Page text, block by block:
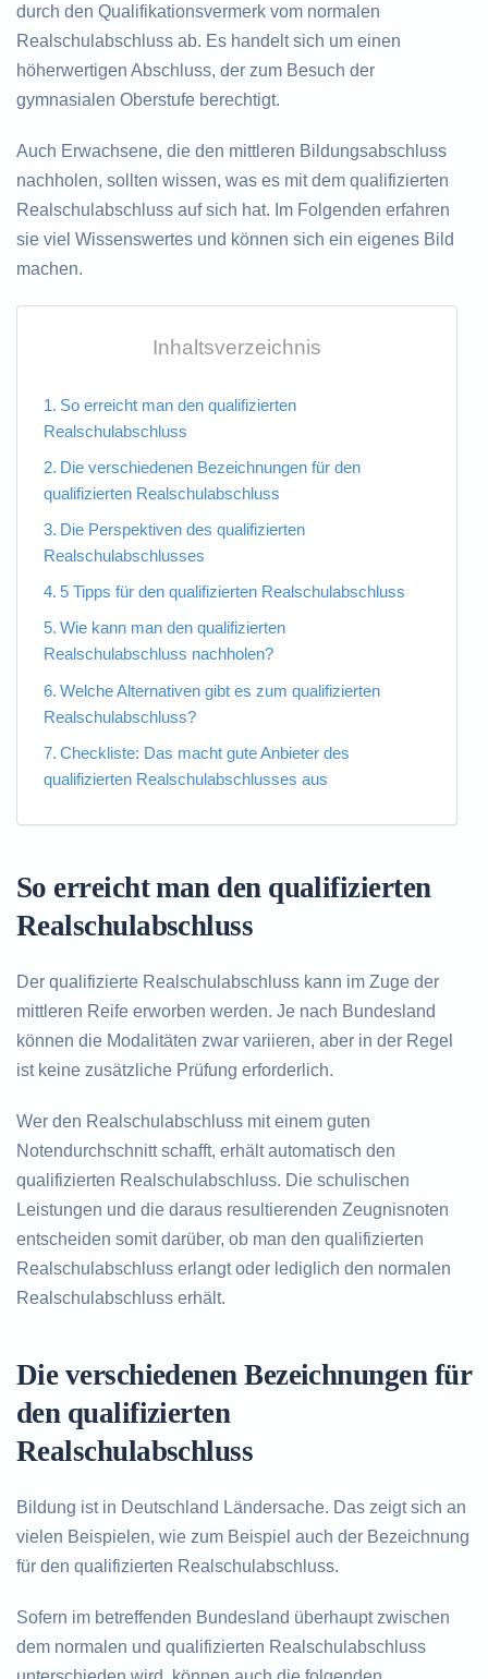
durch den Qualifikationsvermerk vom normalen
Realschulabschluss ab. Es handelt sich um einen
höherwertigen Abschluss, der zum Besuch der
gymnasialen Oberstufe berechtigt.
Auch Erwachsene, die den mittleren Bildungsabschluss
nachholen, sollten wissen, was es mit dem qualifizierten
Realschulabschluss auf sich hat. Im Folgenden erfahren
sie viel Wissenswertes und können sich ein eigenes Bild
machen.
Inhaltsverzeichnis
So erreicht man den qualifizierten
Realschulabschluss
Die verschiedenen Bezeichnungen für den
qualifizierten Realschulabschluss
Die Perspektiven des qualifizierten
Realschulabschlusses
5 Tipps für den qualifizierten Realschulabschluss
Wie kann man den qualifizierten
Realschulabschluss nachholen?
Welche Alternativen gibt es zum qualifizierten
Realschulabschluss?
Checkliste: Das macht gute Anbieter des
qualifizierten Realschulabschlusses aus
So erreicht man den qualifizierten
Realschulabschluss
Der qualifizierte Realschulabschluss kann im Zuge der
mittleren Reife erworben werden. Je nach Bundesland
können die Modalitäten zwar variieren, aber in der Regel
ist keine zusätzliche Prüfung erforderlich.
Wer den Realschulabschluss mit einem guten
Notendurchschnitt schafft, erhält automatisch den
qualifizierten Realschulabschluss. Die schulischen
Leistungen und die daraus resultierenden Zeugnisnoten
entscheiden somit darüber, ob man den qualifizierten
Realschulabschluss erlangt oder lediglich den normalen
Realschulabschluss erhält.
Die verschiedenen Bezeichnungen für
den qualifizierten
Realschulabschluss
Bildung ist in Deutschland Ländersache. Das zeigt sich an
vielen Beispielen, wie zum Beispiel auch der Bezeichnung
für den qualifizierten Realschulabschluss.
Sofern im betreffenden Bundesland überhaupt zwischen
dem normalen und qualifizierten Realschulabschluss